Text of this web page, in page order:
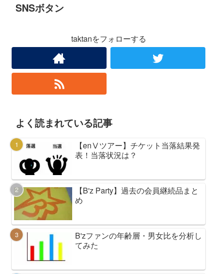
SNSボタン
taktanをフォローする
よく読まれている記事
【enⅤツアー】チケット当落結果発
表！当落状況は？
【B'z Party】過去の会員継続品まと
め
B'zファンの年齢層・男女比を分析し
てみた